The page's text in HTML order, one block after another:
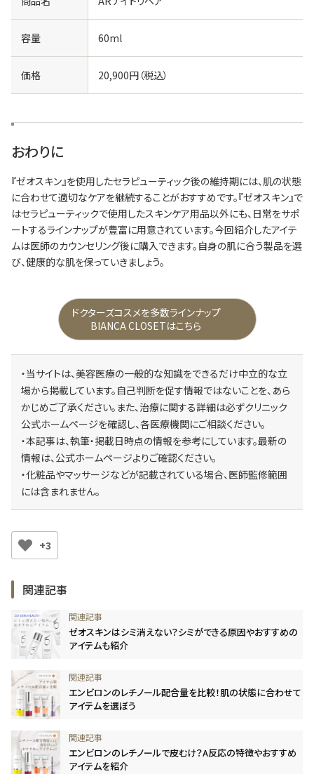
容量 60ml
価格 20,900円（税込）
おわりに
『ゼオスキン』を使用したセラピューティック後の維持期には、肌の状態
に合わせて適切なケアを継続することがおすすめです。『ゼオスキン』で
はセラピューティックで使用したスキンケア用品以外にも、日常をサポ
ートするラインナップが豊富に用意されています。今回紹介したアイテ
ムは医師のカウンセリング後に購入できます。自身の肌に合う製品を選
び、健康的な肌を保っていきましょう。
ドクターズコスメを多数ラインナップ
BIANCA CLOSETはこちら
・当サイトは、美容医療の一般的な知識をできるだけ中立的な立
場から掲載しています。自己判断を促す情報ではないことを、あら
かじめご了承ください。また、治療に関する詳細は必ずクリニック
公式ホームページを確認し、各医療機関にご相談ください。
・本記事は、執筆・掲載日時点の情報を参考にしています。最新の
情報は、公式ホームページよりご確認ください。
・化粧品やマッサージなどが記載されている場合、医師監修範囲
には含まれません。
+3
関連記事
ゼオスキンはシミ消えない？シミができる原因やおすすめの
アイテムも紹介
エンビロンのレチノール配合量を比較！肌の状態に合わせて
アイテムを選ぼう
エンビロンのレチノールで皮むけ？A反応の特徴やおすすめ
アイテムを紹介